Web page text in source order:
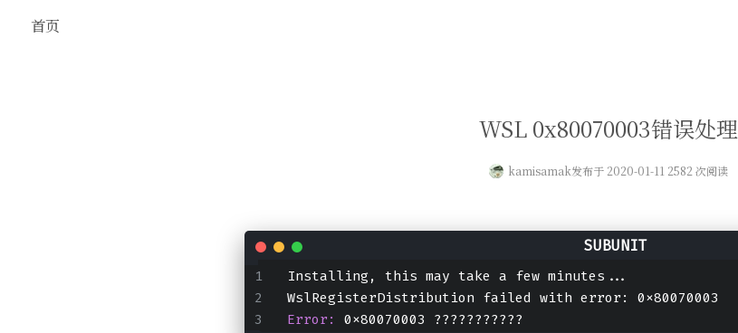
首页
WSL 0x80070003错误处理
kamisamak发布于 2020-01-11 2582 次阅读
Installing, this may take a few minutes...
WslRegisterDistribution failed with error: 0x80070003
Error: 0x80070003 ???????????